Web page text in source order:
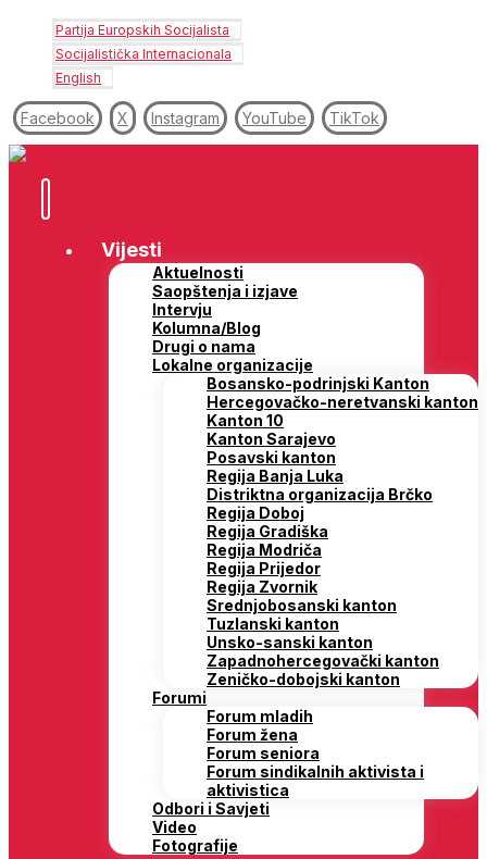
Partija Europskih Socijalista
Socijalistička Internacionala
English
Facebook X Instagram YouTube TikTok
Vijesti
Aktuelnosti
Saopštenja i izjave
Intervju
Kolumna/Blog
Drugi o nama
Lokalne organizacije
Bosansko-podrinjski Kanton
Hercegovačko-neretvanski kanton
Kanton 10
Kanton Sarajevo
Posavski kanton
Regija Banja Luka
Distriktna organizacija Brčko
Regija Doboj
Regija Gradiška
Regija Modriča
Regija Prijedor
Regija Zvornik
Srednjobosanski kanton
Tuzlanski kanton
Unsko-sanski kanton
Zapadnohercegovački kanton
Zeničko-dobojski kanton
Forumi
Forum mladih
Forum žena
Forum seniora
Forum sindikalnih aktivista i
aktivistica
Odbori i Savjeti
Video
Fotografije